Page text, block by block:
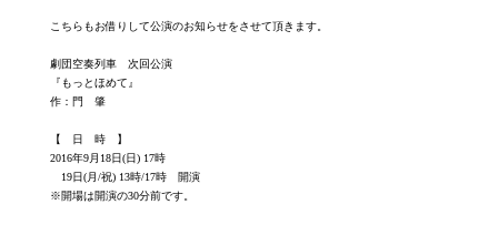
こちらもお借りして公演のお知らせをさせて頂きます。
劇団空奏列車 次回公演
『もっとほめて』
作：門 肇
【 日 時 】
2016年9月18日(日) 17時
19日(月/祝) 13時/17時 開演
※開場は開演の30分前です。